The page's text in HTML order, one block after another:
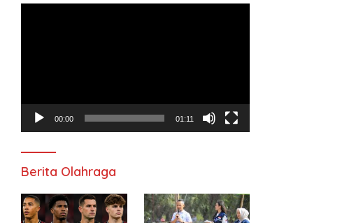
00:00 01:11
Berita Olahraga